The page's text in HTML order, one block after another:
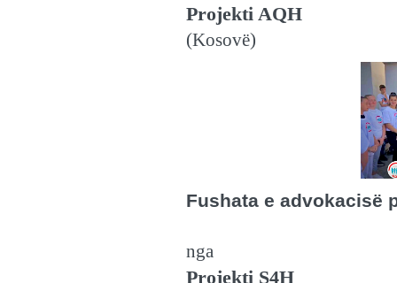
Projekti AQH
(Kosovë)
Fushata e advokacisë
nga
Projekti S4H